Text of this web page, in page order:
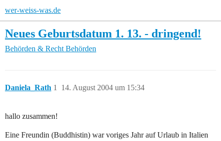
wer-weiss-was.de
Neues Geburtsdatum 1. 13. - dringend!
Behörden & Recht Behörden
Daniela_Rath 14. August 2004 um 15:34
1
hallo zusammen!
Eine Freundin (Buddhistin) war voriges Jahr auf Urlaub in Italien